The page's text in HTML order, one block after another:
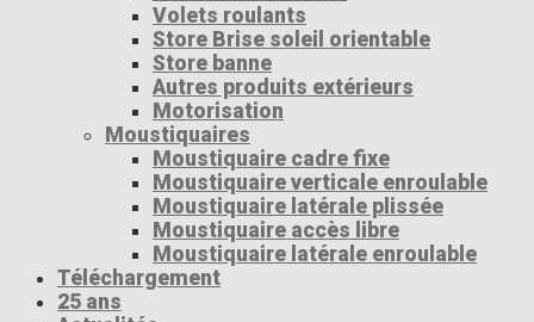
Volets roulants
Store Brise soleil orientable
Store banne
Autres produits extérieurs
Motorisation
Moustiquaires
Moustiquaire cadre fixe
Moustiquaire verticale enroulable
Moustiquaire latérale plissée
Moustiquaire accès libre
Moustiquaire latérale enroulable
Téléchargement
25 ans